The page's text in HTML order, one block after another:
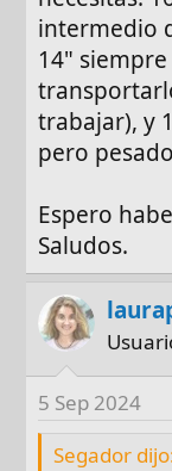
intermedio
14"
trabajar), y
pero
Espero
Saludos.
5 Sep 2024
Segador